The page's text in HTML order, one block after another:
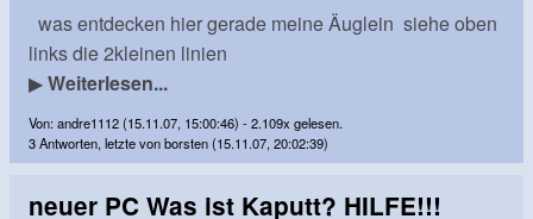
was entdecken hier gerade meine Äuglein siehe oben
links die 2kleinen linien
▶Weiterlesen...
Von: andre1112 (15.11.07, 15:00:46) - 2.109x gelesen.
3 Antworten, letzte von borsten (15.11.07, 20:02:39)
neuer PC Was ist Kaputt? HILFE!!!